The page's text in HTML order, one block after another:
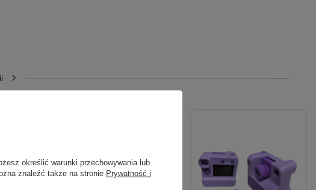
określić warunki przechowywania lub
znaleźć także na stronie Prywatność i